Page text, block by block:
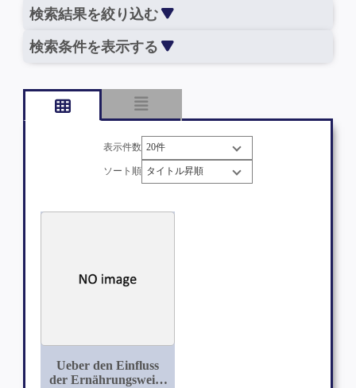
検索結果を絞り込む
検索条件を表示する
表示件数
ソート順
Ueber den Einfluss
der Ernährungsweise